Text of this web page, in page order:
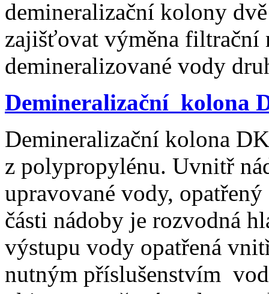
demineralizační kolony
zajišťovat výměna filtrační
demineralizované vody
Demineralizační kolona
Demineralizační kolona
z polypropylénu. Uvnitř
upravované vody,
části nádoby je rozvodná
výstupu vody opatřená
nutným příslušenstvím